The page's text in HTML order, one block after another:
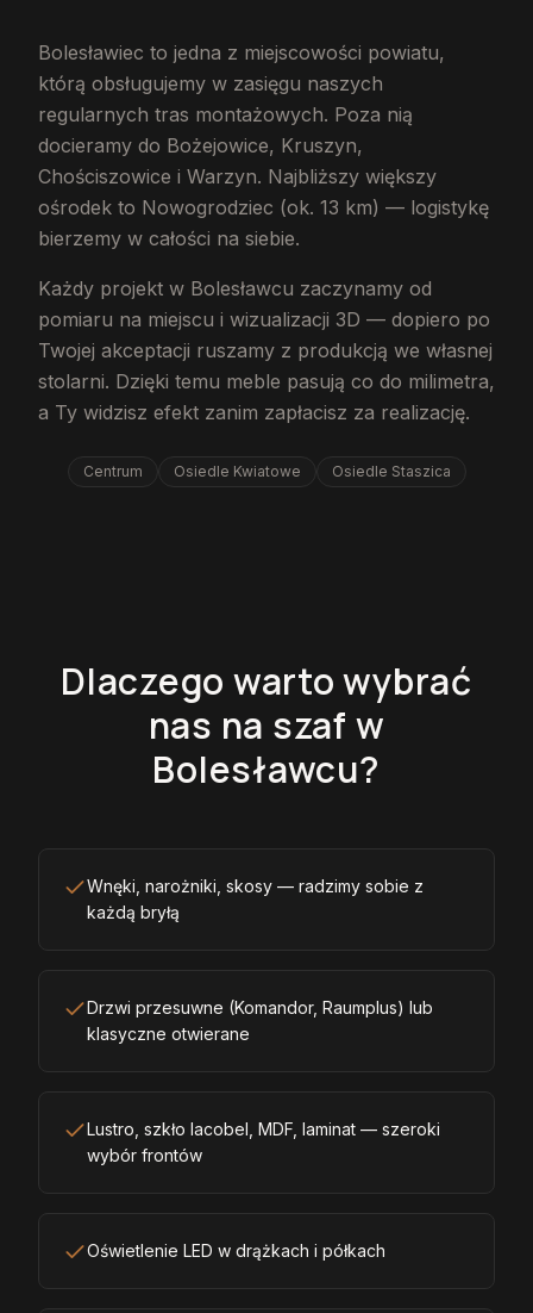
Bolesławiec to jedna z miejscowości powiatu,
którą obsługujemy w zasięgu naszych
regularnych tras montażowych. Poza nią
docieramy do Bożejowice, Kruszyn,
Chościszowice i Warzyn. Najbliższy większy
ośrodek to Nowogrodziec (ok. 13 km) — logistykę
bierzemy w całości na siebie.
Każdy projekt w Bolesławcu zaczynamy od
pomiaru na miejscu i wizualizacji 3D — dopiero po
Twojej akceptacji ruszamy z produkcją we własnej
stolarni. Dzięki temu meble pasują co do milimetra,
a Ty widzisz efekt zanim zapłacisz za realizację.
Centrum Osiedle Kwiatowe Osiedle Staszica
Dlaczego warto wybrać
nas na szaf w
Bolesławcu?
Wnęki, narożniki, skosy — radzimy sobie z
każdą bryłą
Drzwi przesuwne (Komandor, Raumplus) lub
klasyczne otwierane
Lustro, szkło lacobel, MDF, laminat — szeroki
wybór frontów
Oświetlenie LED w drążkach i półkach